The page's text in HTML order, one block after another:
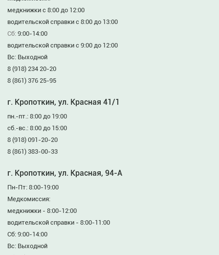
медкнижки с 8:00 до 12:00
водительской справки с 8:00 до 13:00
Сб: 9:00-14:00
водительской справки с 9:00 до 12:00
Вс: Выходной
8 (918) 234 20-20
8 (861) 376 25-95
г. Кропоткин, ул. Красная 41/1
пн.-пт.: 8:00 до 19:00
сб.-вс.: 8:00 до 15:00
8 (918) 091-20-20
8 (861) 383-00-33
г. Кропоткин, ул. Красная, 94-А
Пн-Пт: 8:00-19:00
Медкомиссия:
медкнижки - 8:00-12:00
водительской справки - 8:00-11:00
Сб: 9:00-14:00
Вс: Выходной